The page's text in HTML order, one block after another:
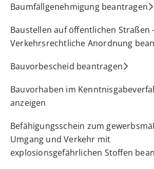
Baumfällgenehmigung beantragen
Baustellen auf öffentlichen Straßen -
Verkehrsrechtliche Anordnung
Bauvorbescheid beantragen
Bauvorhaben im
anzeigen
Befähigungsschein zum
Umgang und Verkehr mit
explosionsgefährlichen Stoffen